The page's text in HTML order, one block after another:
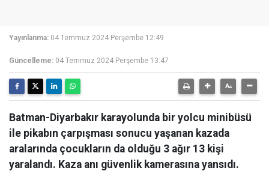
Yayınlanma: 04 Temmuz 2024 Perşembe 12:49
Güncelleme: 04 Temmuz 2024 Perşembe 13:47
Batman-Diyarbakır karayolunda bir yolcu minibüsü
ile pikabın çarpışması sonucu yaşanan kazada
aralarında çocukların da olduğu 3 ağır 13 kişi
yaralandı. Kaza anı güvenlik kamerasına yansıdı.